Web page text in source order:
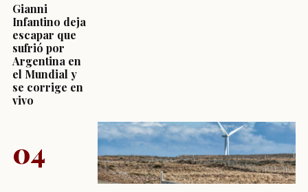
Gianni
Infantino deja
escapar que
sufrió por
Argentina en
el Mundial y
se corrige en
vivo
04